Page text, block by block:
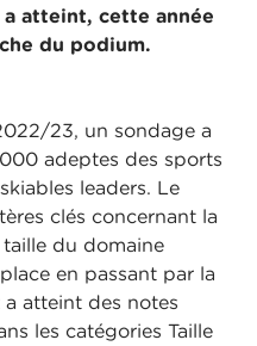
atteint, cette année
du podium.
23, un sondage a
adeptes des sports
leaders. Le
clés concernant la
du domaine
en passant par la
atteint des notes
les catégories Taille